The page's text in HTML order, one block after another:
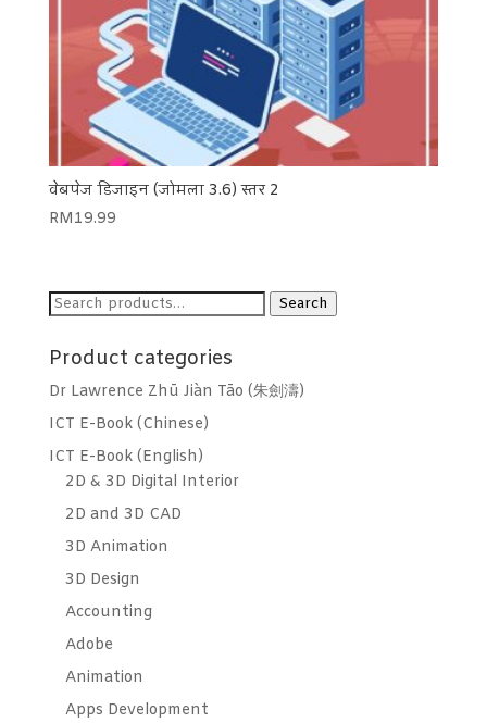
वेबपेज डिजाइन (जोमला 3.6) स्तर 2
RM19.99
Search
Search
Product categories
Dr Lawrence Zhū Jiàn Tāo (朱劍濤)
ICT E-Book (Chinese)
ICT E-Book (English)
2D & 3D Digital Interior
2D and 3D CAD
3D Animation
3D Design
Accounting
Adobe
Animation
Apps Development